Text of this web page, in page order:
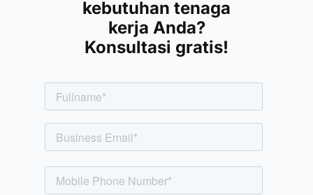
kebutuhan tenaga
kerja Anda?
Konsultasi gratis!